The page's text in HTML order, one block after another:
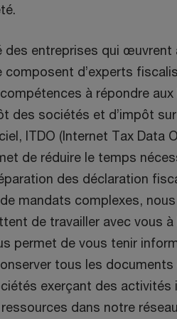
des entreprises qui œuvrent
composent d’experts
à répondre
des sociétés et d’impôt
ITDO (Internet Tax Data
de réduire le temps
des déclaration
mandats complexes,
de travailler avec vous à
permet de vous tenir
tous les
exerçant des activités
dans notre